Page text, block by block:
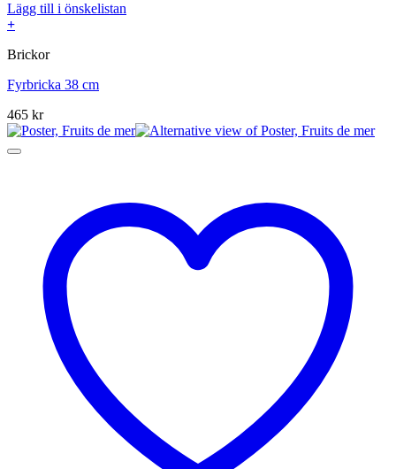
Lägg till i önskelistan
+
Brickor
Fyrbricka 38 cm
465 kr